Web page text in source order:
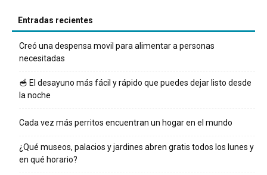
Entradas recientes
Creó una despensa movil para alimentar a personas
necesitadas
🥣 El desayuno más fácil y rápido que puedes dejar listo desde
la noche
Cada vez más perritos encuentran un hogar en el mundo
¿Qué museos, palacios y jardines abren gratis todos los lunes y
en qué horario?